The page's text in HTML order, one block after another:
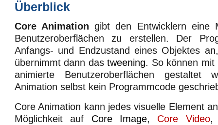
Überblick
Core Animation gibt den Entwicklern eine
Benutzeroberflächen zu erstellen. Der
Anfangs- und Endzustand eines Objektes
übernimmt dann dastweening. So können mit
animierte Benutzeroberflächen
Animation selbst kein Programmcode
Core Animation kann jedes visuelle Element
Möglichkeit auf Core Image, Core Video,